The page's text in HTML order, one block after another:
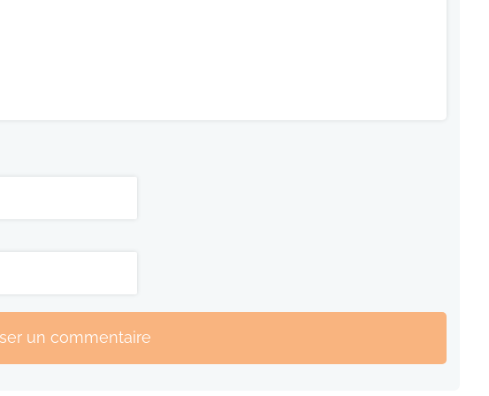
un commentaire